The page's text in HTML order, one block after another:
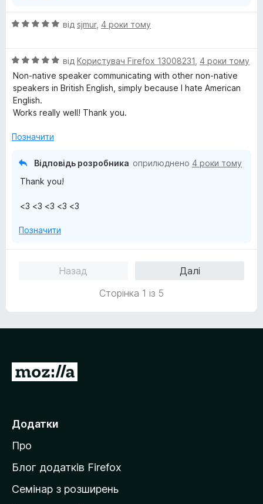
О
н
к
а
5
з
від sjmur, 4 роки тому
О
ц
н
к
5
від Користувач Firefox 13008231 4 роки тому
Non-native speaker communicating with other non-native
speakers in British English, simply because I hate American
English.
Works really well! Thank you.
Позначити
Відповідь розробника оприлюднено 4 роки тому
Thank you!
<3 <3 <3 <3 <3
Позначити
Назад
Далі
Сторінка 1 із 5
П
е
й
т
и
а
Додатки
Про
Блог додатків Firefox
Семінар з розширень